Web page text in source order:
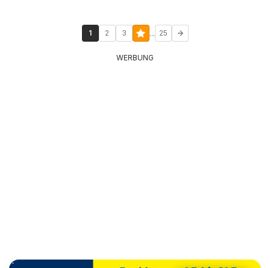
1 2 3 ... 25
WERBUNG